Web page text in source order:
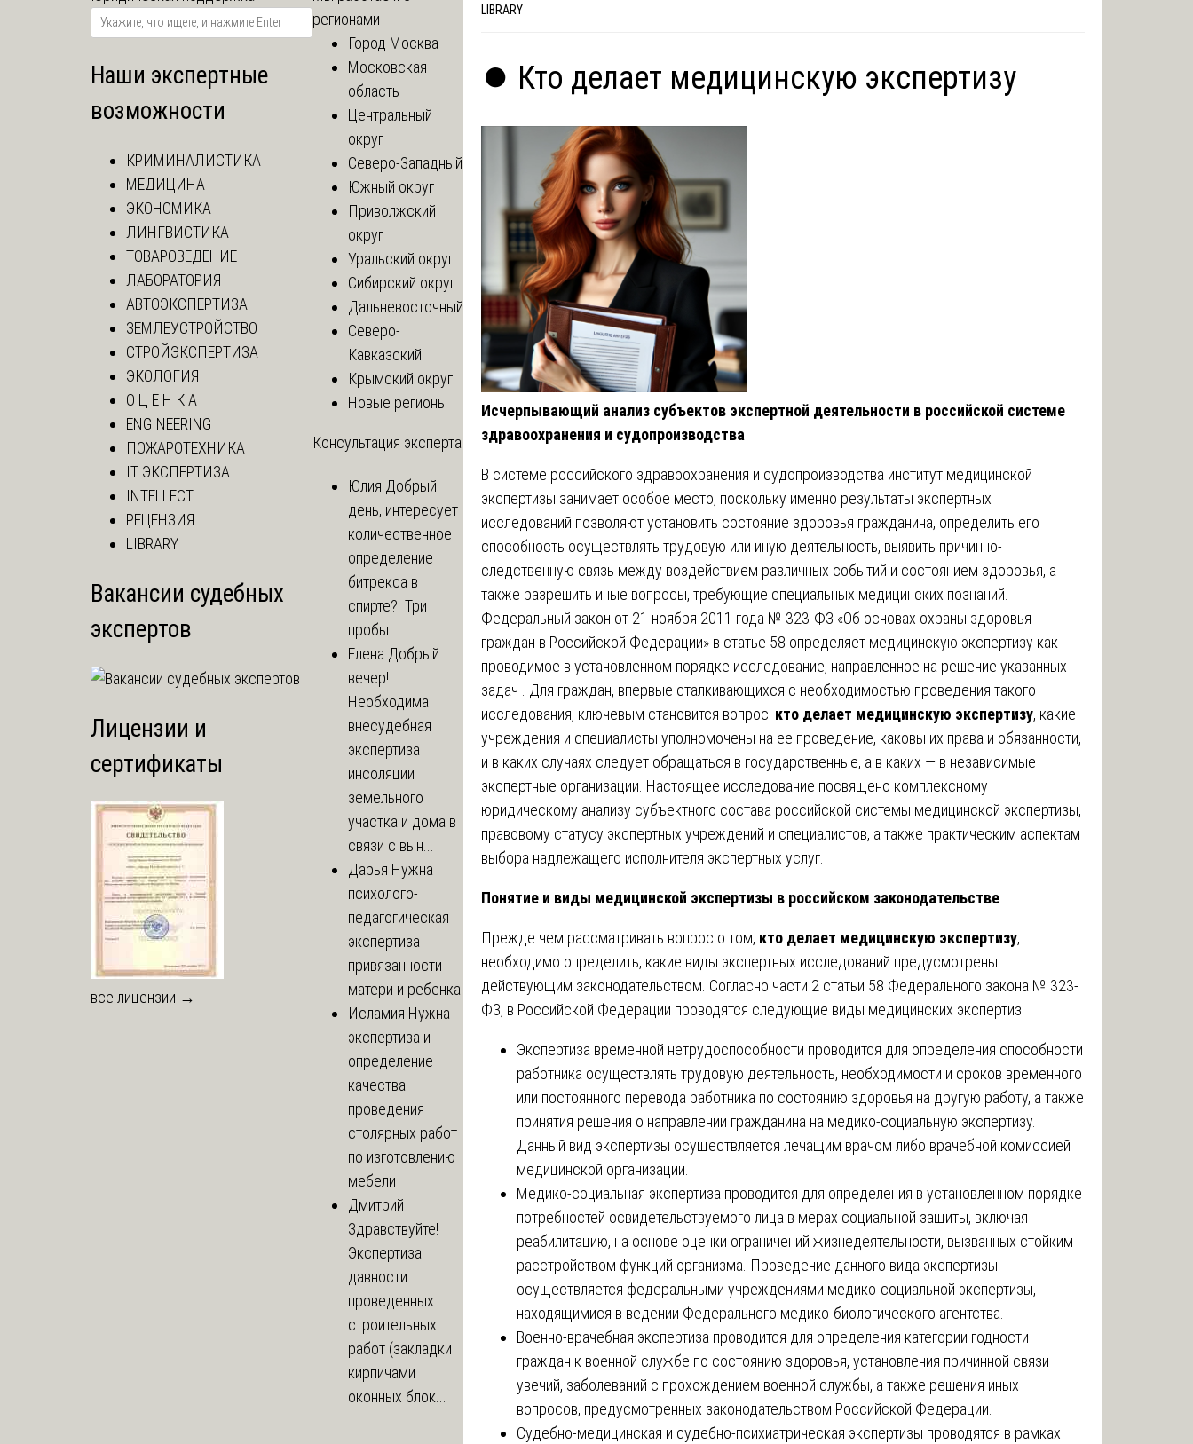
LIBRARY
⏺️ Кто делает медицинскую экспертизу
Исчерпывающий анализ субъектов экспертной деятельности в российской системе
здравоохранения и судопроизводства
В системе российского здравоохранения и судопроизводства институт медицинской
экспертизы занимает особое место, поскольку именно результаты экспертных
исследований позволяют установить состояние здоровья гражданина, определить его
способность осуществлять трудовую или иную деятельность, выявить причинно-
следственную связь между воздействием различных событий и состоянием здоровья, а
также разрешить иные вопросы, требующие специальных медицинских познаний.
Федеральный закон от 21 ноября 2011 года № 323-ФЗ «Об основах охраны здоровья
граждан в Российской Федерации» в статье 58 определяет медицинскую экспертизу как
проводимое в установленном порядке исследование, направленное на решение указанных
задач . Для граждан, впервые сталкивающихся с необходимостью проведения такого
исследования, ключевым становится вопрос: кто делает медицинскую экспертизу, какие
учреждения и специалисты уполномочены на ее проведение, каковы их права и обязанности,
и в каких случаях следует обращаться в государственные, а в каких — в независимые
экспертные организации. Настоящее исследование посвящено комплексному
юридическому анализу субъектного состава российской системы медицинской экспертизы,
правовому статусу экспертных учреждений и специалистов, а также практическим аспектам
выбора надлежащего исполнителя экспертных услуг.
Понятие и виды медицинской экспертизы в российском законодательстве
Прежде чем рассматривать вопрос о том, кто делает медицинскую экспертизу,
необходимо определить, какие виды экспертных исследований предусмотрены
действующим законодательством. Согласно части 2 статьи 58 Федерального закона № 323-
ФЗ, в Российской Федерации проводятся следующие виды медицинских экспертиз:
Экспертиза временной нетрудоспособности проводится для определения способности
работника осуществлять трудовую деятельность, необходимости и сроков временного
или постоянного перевода работника по состоянию здоровья на другую работу, а также
принятия решения о направлении гражданина на медико-социальную экспертизу.
Данный вид экспертизы осуществляется лечащим врачом либо врачебной комиссией
медицинской организации.
Медико-социальная экспертиза проводится для определения в установленном порядке
потребностей освидетельствуемого лица в мерах социальной защиты, включая
реабилитацию, на основе оценки ограничений жизнедеятельности, вызванных стойким
расстройством функций организма. Проведение данного вида экспертизы
осуществляется федеральными учреждениями медико-социальной экспертизы,
находящимися в ведении Федерального медико-биологического агентства.
Военно-врачебная экспертиза проводится для определения категории годности
граждан к военной службе по состоянию здоровья, установления причинной связи
увечий, заболеваний с прохождением военной службы, а также решения иных
вопросов, предусмотренных законодательством Российской Федерации.
Судебно-медицинская и судебно-психиатрическая экспертизы проводятся в рамках
Наши экспертные
возможности
КРИМИНАЛИСТИКА
МЕДИЦИНА
ЭКОНОМИКА
ЛИНГВИСТИКА
ТОВАРОВЕДЕНИЕ
ЛАБОРАТОРИЯ
АВТОЭКСПЕРТИЗА
ЗЕМЛЕУСТРОЙСТВО
СТРОЙЭКСПЕРТИЗА
ЭКОЛОГИЯ
О Ц Е Н К А
ENGINEERING
ПОЖАРОТЕХНИКА
IT ЭКСПЕРТИЗА
INTELLECT
РЕЦЕНЗИЯ
LIBRARY
Вакансии судебных
экспертов
Лицензии и
сертификаты
все лицензии →
регионами
Город Москва
Московская
область
Центральный
округ
Северо-Западный
Южный округ
Приволжский
округ
Уральский округ
Сибирский округ
Дальневосточный
Северо-
Кавказский
Крымский округ
Новые регионы
Консультация эксперта
Юлия Добрый
день, интересует
количественное
определение
битрекса в
спирте? Три
пробы
Елена Добрый
вечер!
Необходима
внесудебная
экспертиза
инсоляции
земельного
участка и дома в
связи с вын...
Дарья Нужна
психолого-
педагогическая
экспертиза
привязанности
матери и ребенка
Исламия Нужна
экспертиза и
определение
качества
проведения
столярных работ
по изготовлению
мебели
Дмитрий
Здравствуйте!
Экспертиза
давности
проведенных
строительных
работ (закладки
кирпичами
оконных блок...